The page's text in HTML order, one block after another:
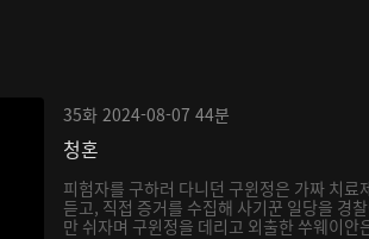
35화 2024-08-07 44분
청혼
피험자를 구하러 다니던 구윈정은 가짜 치료
듣고, 직접 증거를 수집해 사기꾼 일당을 경
만 쉬자며 구윈정을 데리고 외출한 쑤웨이안